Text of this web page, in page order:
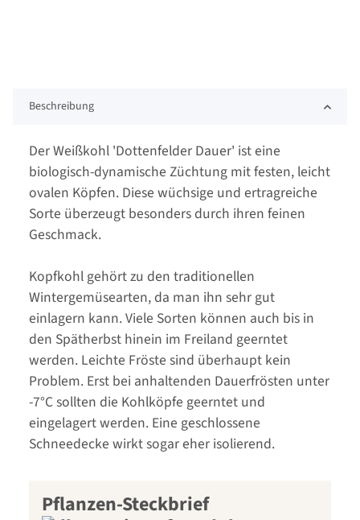
Beschreibung
Der Weißkohl 'Dottenfelder Dauer' ist eine
biologisch-dynamische Züchtung mit festen, leicht
ovalen Köpfen. Diese wüchsige und ertragreiche
Sorte überzeugt besonders durch ihren feinen
Geschmack.
Kopfkohl gehört zu den traditionellen
Wintergemüsearten, da man ihn sehr gut
einlagern kann. Viele Sorten können auch bis in
den Spätherbst hinein im Freiland geerntet
werden. Leichte Fröste sind überhaupt kein
Problem. Erst bei anhaltenden Dauerfrösten unter
-7°C sollten die Kohlköpfe geerntet und
eingelagert werden. Eine geschlossene
Schneedecke wirkt sogar eher isolierend.
Pflanzen-Steckbrief